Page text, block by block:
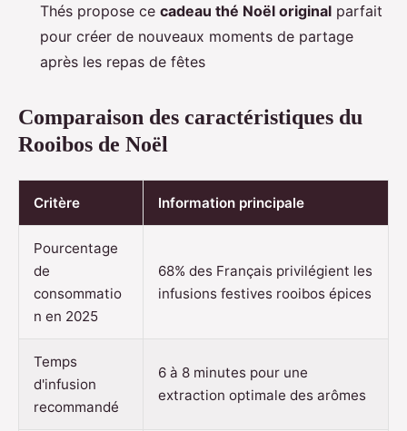
Thés propose ce cadeau thé Noël original parfait
pour créer de nouveaux moments de partage
après les repas de fêtes
Comparaison des caractéristiques du
Rooibos de Noël
Critère Information principale
Pourcentage
de
consommatio
n en 2025
68% des Français privilégient les
infusions festives rooibos épices
Temps
d'infusion
recommandé
6 à 8 minutes pour une
extraction optimale des arômes